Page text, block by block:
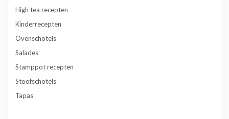
High tea recepten
Kinderrecepten
Ovenschotels
Salades
Stamppot recepten
Stoofschotels
Tapas